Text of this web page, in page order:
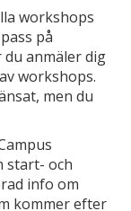
workshops
på
anmäler dig
workshops.
men du
start- och
info om
kommer efter